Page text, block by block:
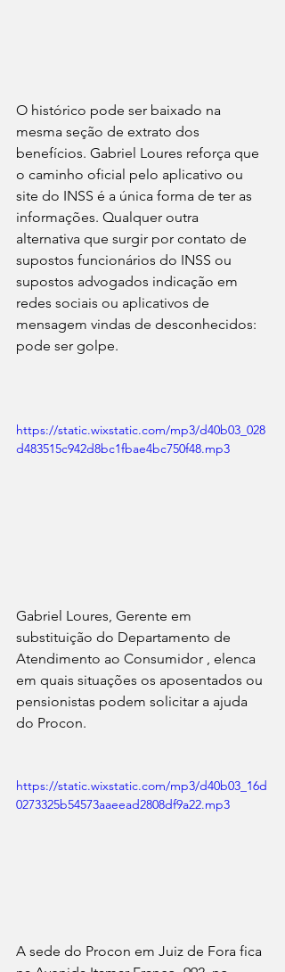
O histórico pode ser baixado na
mesma seção de extrato dos
benefícios. Gabriel Loures reforça que
o caminho oficial pelo aplicativo ou
site do INSS é a única forma de ter as
informações. Qualquer outra
alternativa que surgir por contato de
supostos funcionários do INSS ou
supostos advogados indicação em
redes sociais ou aplicativos de
mensagem vindas de desconhecidos:
pode ser golpe.
https://static.wixstatic.com/mp3/d40b03_028
d483515c942d8bc1fbae4bc750f48.mp3
Gabriel Loures, Gerente em
substituição do Departamento de
Atendimento ao Consumidor , elenca
em quais situações os aposentados ou
pensionistas podem solicitar a ajuda
do Procon.
https://static.wixstatic.com/mp3/d40b03_16d
0273325b54573aaeead2808df9a22.mp3
A sede do Procon em Juiz de Fora fica